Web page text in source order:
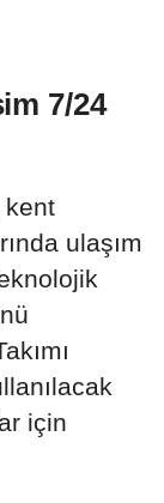
7/24
kent
ulaşım
için